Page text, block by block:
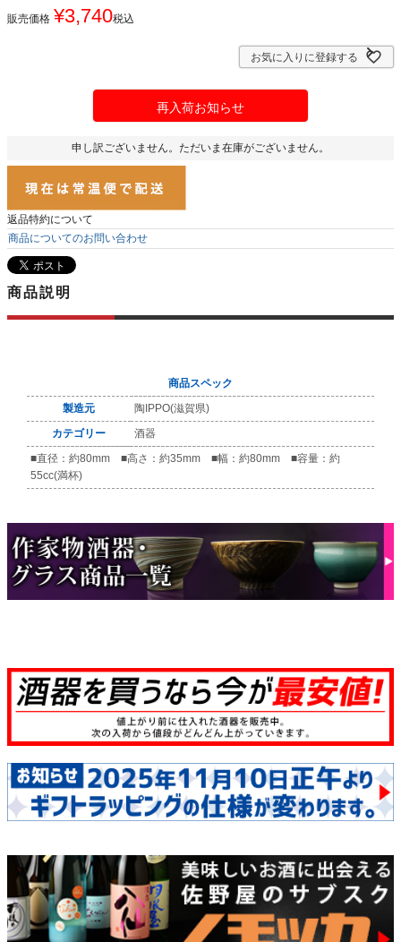
販売価格 ¥3,740税込
お気に入りに登録する
再入荷お知らせ
申し訳ございません。ただいま在庫がございません。
返品特約について
商品についてのお問い合わせ
商品説明
商品スペック
製造元
陶IPPO(滋賀県)
カテゴリー
酒器
■直径：約80mm ■高さ：約35mm ■幅：約80mm ■容量：約
55cc(満杯)